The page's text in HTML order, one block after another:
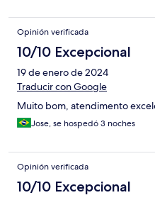
Opinión verificada
10/10 Excepcional
19 de enero de 2024
Traducir con Google
Muito bom, atendimento
Jose, se hospedó 3 noches
Opinión verificada
10/10 Excepcional